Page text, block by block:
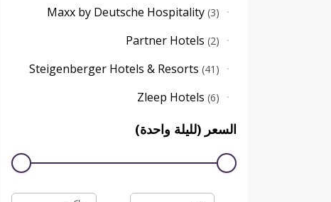
Maxx by Deutsche Hospitality (3)
Partner Hotels (2)
Steigenberger Hotels & Resorts (41 )
Zleep Hotels (6)
السعر (لليلة واحدة)